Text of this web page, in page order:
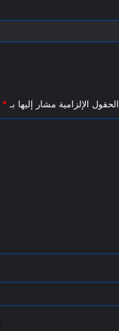
الحقول الإلزامية مشار إليها بـ *